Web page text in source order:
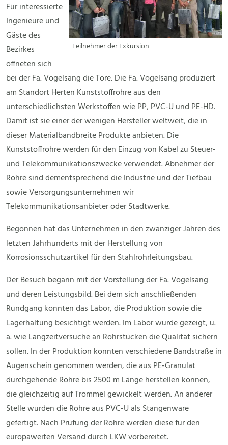
Teilnehmer der Exkursion
Für interessierte
Ingenieure und
Gäste des
Bezirkes
öffneten sich
bei der Fa. Vogelsang die Tore. Die Fa. Vogelsang produziert
am Standort Herten Kunststoffrohre aus den
unterschiedlichsten Werkstoffen wie PP, PVC-U und PE-HD.
Damit ist sie einer der wenigen Hersteller weltweit, die in
dieser Materialbandbreite Produkte anbieten. Die
Kunststoffrohre werden für den Einzug von Kabel zu Steuer-
und Telekommunikationszwecke verwendet. Abnehmer der
Rohre sind dementsprechend die Industrie und der Tiefbau
sowie Versorgungsunternehmen wir
Telekommunikationsanbieter oder Stadtwerke.
Begonnen hat das Unternehmen in den zwanziger Jahren des
letzten Jahrhunderts mit der Herstellung von
Korrosionsschutzartikel für den Stahlrohrleitungsbau.
Der Besuch begann mit der Vorstellung der Fa. Vogelsang
und deren Leistungsbild. Bei dem sich anschließenden
Rundgang konnten das Labor, die Produktion sowie die
Lagerhaltung besichtigt werden. Im Labor wurde gezeigt, u.
a. wie Langzeitversuche an Rohrstücken die Qualität sichern
sollen. In der Produktion konnten verschiedene Bandstraße in
Augenschein genommen werden, die aus PE-Granulat
durchgehende Rohre bis 2500 m Länge herstellen können,
die gleichzeitig auf Trommel gewickelt werden. An anderer
Stelle wurden die Rohre aus PVC-U als Stangenware
gefertigt. Nach Prüfung der Rohre werden diese für den
europaweiten Versand durch LKW vorbereitet.